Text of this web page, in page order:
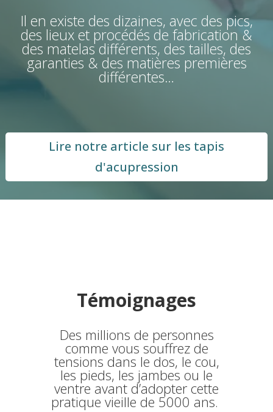
Il en existe des dizaines, avec des pics,
des lieux et procédés de fabrication &
des matelas différents, des tailles, des
garanties & des matières premières
différentes…
Lire notre article sur les tapis
d'acupression
Témoignages
Des millions de personnes
comme vous souffrez de
tensions dans le dos, le cou,
les pieds, les jambes ou le
ventre avant d’adopter cette
pratique vieille de 5000 ans.